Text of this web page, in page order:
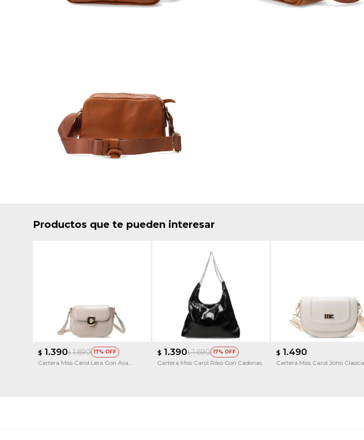
Productos que te pueden interesar
$ 1.390$ 1.690 17
Cartera Miss Carol Lera Con Asa
$ 1.390$ 1.690 17
Cartera Miss Carol Riko Con Cadenas
$ 1.490
Cartera Miss Carol Jono Clasica